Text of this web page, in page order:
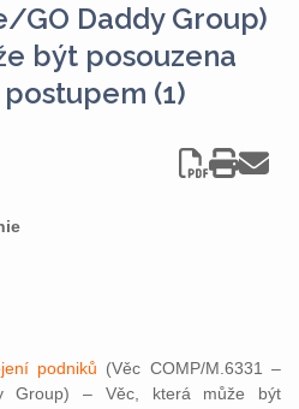
GO Daddy Group)
být posouzena
(1)
podniků (Věc COMP/M.6331 –
Group) – Věc, která může být